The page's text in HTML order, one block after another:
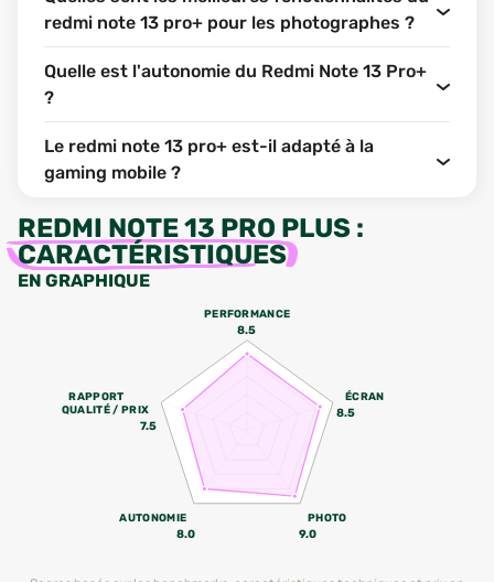
redmi note 13 pro+ pour les photographes ?
Quelle est l'autonomie du Redmi Note 13 Pro+
?
Le redmi note 13 pro+ est-il adapté à la
gaming mobile ?
REDMI NOTE 13 PRO PLUS :
CARACTÉRISTIQUES
EN GRAPHIQUE
PERFORMANCE
8.5
ÉCRAN
8.5
PHOTO
9.0
AUTONOMIE
8.0
RAPPORT
QUALITÉ / PRIX
7.5